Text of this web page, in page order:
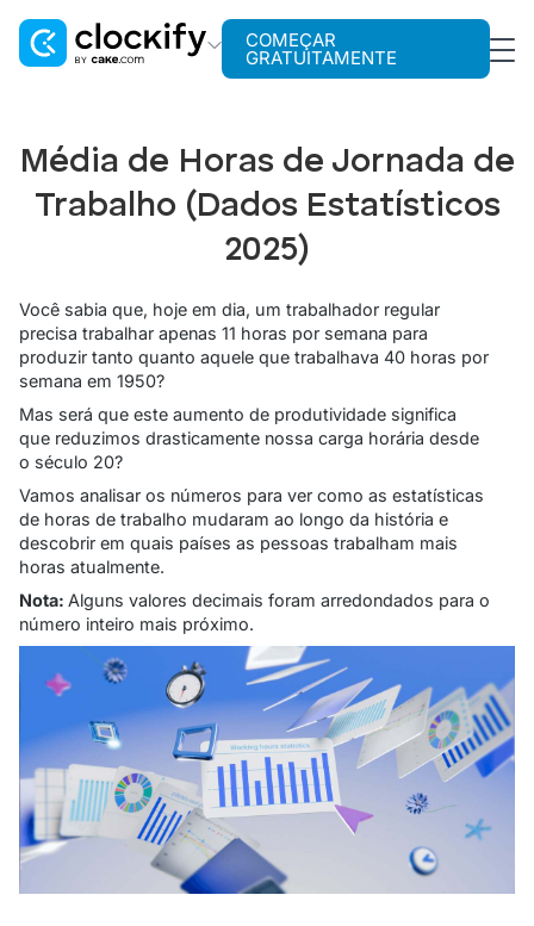
Plaky
Gerenciamento de projetos
COMEÇAR
GRATUITAMENTE
Média de Horas de Jornada de
Trabalho (Dados Estatísticos
2025)
Você sabia que, hoje em dia, um trabalhador regular
precisa trabalhar apenas 11 horas por semana para
produzir tanto quanto aquele que trabalhava 40 horas por
semana em 1950?
Mas será que este aumento de produtividade significa
que reduzimos drasticamente nossa carga horária desde
o século 20?
Vamos analisar os números para ver como as estatísticas
de horas de trabalho mudaram ao longo da história e
descobrir em quais países as pessoas trabalham mais
horas atualmente.
Nota: Alguns valores decimais foram arredondados para o
número inteiro mais próximo.